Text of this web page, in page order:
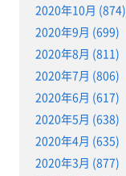
2020年10月 (874)
2020年9月 (699)
2020年8月 (811)
2020年7月 (806)
2020年6月 (617)
2020年5月 (638)
2020年4月 (635)
2020年3月 (877)